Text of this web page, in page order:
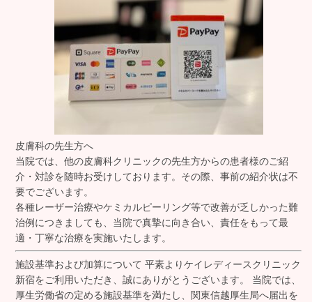
皮膚科の先生方へ
当院では、他の皮膚科クリニックの先生方からの患者様のご紹
介・対診を随時お受けしております。その際、 事前の紹介状は不
要でございます。
各種レーザー治療やケミカルピーリング等で改善が乏しかった難
治例につきましても、当院で真摯に向き合い、責任をもって最
適・丁寧な治療を実施いたします。
施設基準および加算について 平素よりケイレディースクリニック
新宿をご利用いただき、誠にありがとうございます。 当院では、
厚生労働省の定める施設基準を満たし、関東信越厚生局へ届出を